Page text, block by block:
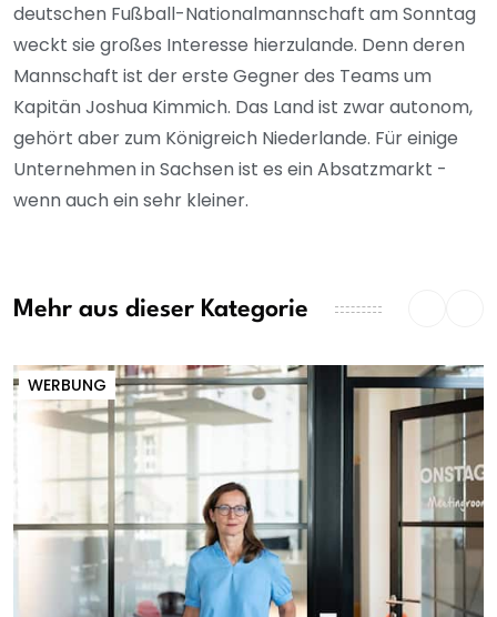
deutschen Fußball-Nationalmannschaft am Sonntag
weckt sie großes Interesse hierzulande. Denn deren
Mannschaft ist der erste Gegner des Teams um
Kapitän Joshua Kimmich. Das Land ist zwar autonom,
gehört aber zum Königreich Niederlande. Für einige
Unternehmen in Sachsen ist es ein Absatzmarkt -
wenn auch ein sehr kleiner.
Mehr aus dieser Kategorie
WERBUNG